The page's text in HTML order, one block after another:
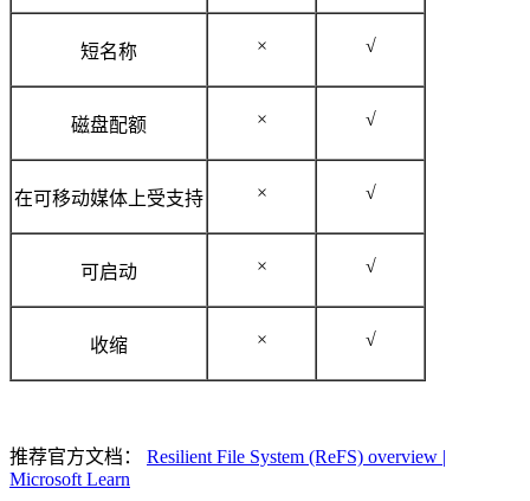
短名称 × √
磁盘配额 × √
在可移动媒体上受支持 × √
可启动 × √
收缩 × √
推荐官方文档： Resilient File System (ReFS) overview |
Microsoft Learn